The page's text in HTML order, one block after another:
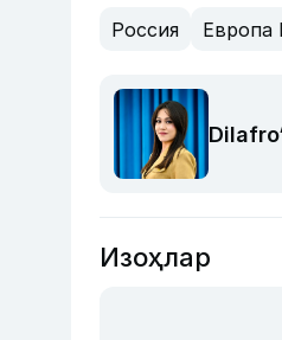
Россия Европа
Изоҳлар